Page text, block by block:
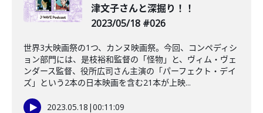
津文子さんと深掘り！！
2023/05/18 #026
世界3大映画祭の1つ、カンヌ映画祭。今回、コンペディシ
ョン部門には、是枝裕和監督の「怪物」と、ヴィム・ヴェ
ンダース監督、役所広司さん主演の「パーフェクト・デイ
ズ」という2本の日本映画を含む21本が上映...
2023.05.18 |00:11:09